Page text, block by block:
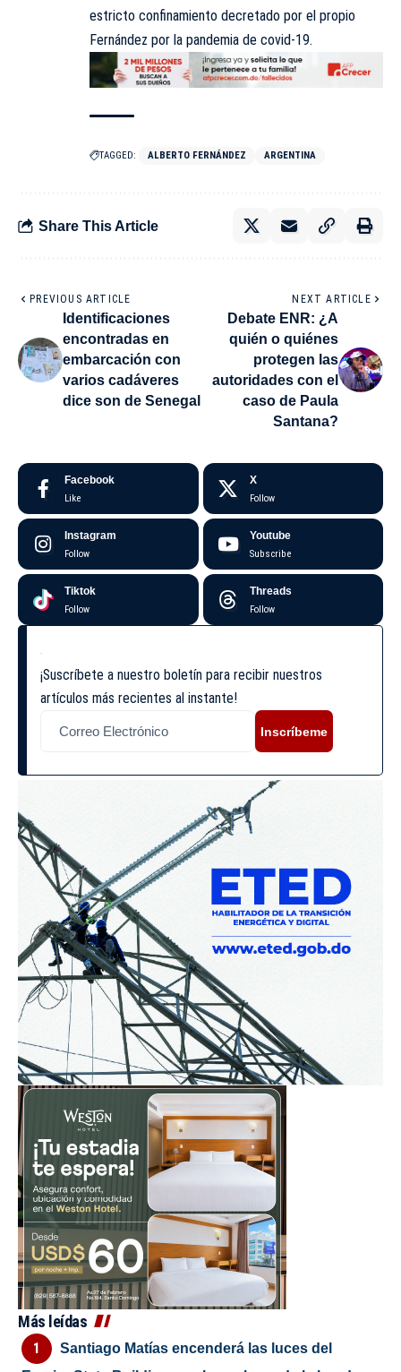
estricto confinamiento decretado por el propio
Fernández por la pandemia de covid-19.
TAGGED: ALBERTO FERNÁNDEZ ARGENTINA
Share This Article
PREVIOUS ARTICLE
Identificaciones
encontradas en
embarcación con
varios cadáveres
dice son de Senegal
NEXT ARTICLE
Debate ENR: ¿A
quién o quiénes
protegen las
autoridades con el
caso de Paula
Santana?
Facebook
Like
X
Follow
Instagram
Follow
Youtube
Subscribe
Tiktok
Follow
Threads
Follow
¡Suscríbete a nuestro boletín para recibir nuestros
artículos más recientes al instante!
Inscríbeme
Más leídas
Santiago Matías encenderá las luces del